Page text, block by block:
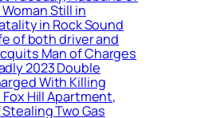
Still in
in Rock Sound
of both driver and
Man of Charges
2023 Double
With Killing
Hill Apartment,
Two Gas